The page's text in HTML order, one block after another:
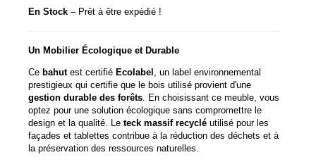
En Stock – Prêt à être expédié !
Un Mobilier Écologique et Durable
Ce bahutest certifié Ecolabel , un label environnemental
prestigieux qui certifie que le bois utilisé provient d'une
gestion durable des forêts. En choisissant ce meuble, vous
optez pour une solution écologique sans compromettre le
design et la qualité. Le teck massif recyclé utilisé pour les
façades et tablettes contribue à la réduction des déchets et à
la préservation des ressources naturelles.